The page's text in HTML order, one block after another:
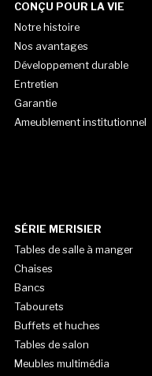
CONÇU POUR LA VIE
Notre histoire
Nos avantages
Développement durable
Entretien
Garantie
Ameublement institutionnel
SÉRIE MERISIER
Tables de salle à manger
Chaises
Bancs
Tabourets
Buffets et huches
Tables de salon
Meubles multimédia